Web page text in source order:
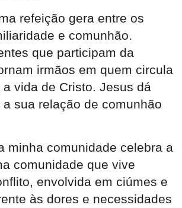
refeição gera entre os
e comunhão.
que participam da
irmãos em quem circula
vida de Cristo. Jesus dá
sua relação de comunhão
minha comunidade celebra a
comunidade que vive
envolvida em ciúmes e
às dores e necessidades